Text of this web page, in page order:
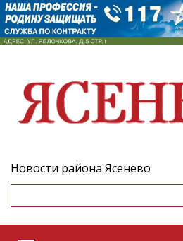
Новости района Ясенево